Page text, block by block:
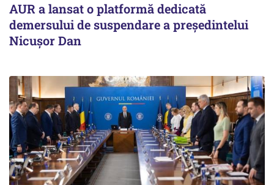
AUR a lansat o platformă dedicată
demersului de suspendare a președintelui
Nicușor Dan